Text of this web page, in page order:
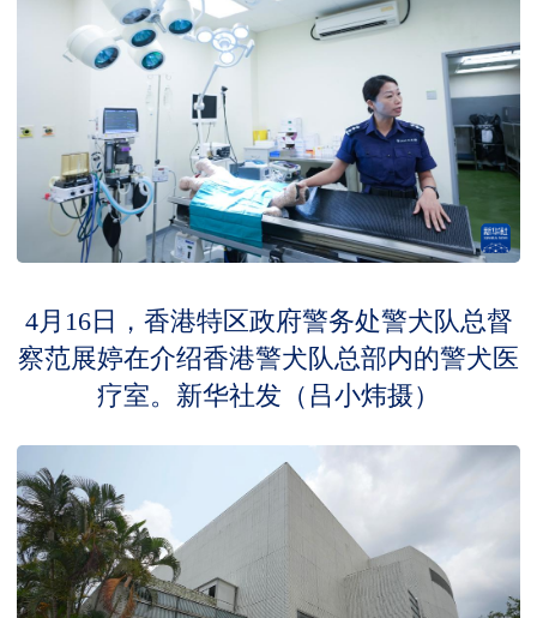
4月16日，香港特区政府警务处警犬队总督
察范展婷在介绍香港警犬队总部内的警犬医
疗室。新华社发（吕小炜摄）